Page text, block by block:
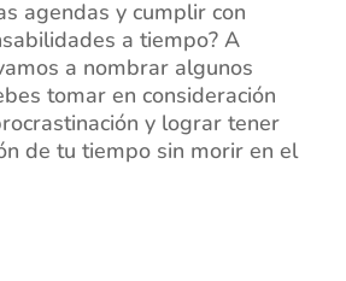
agendas y cumplir con
a tiempo? A
a nombrar algunos
tomar en consideración
y lograr tener
de tu tiempo sin morir en el